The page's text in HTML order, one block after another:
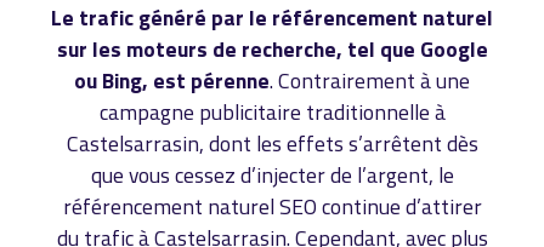
Le trafic généré par le référencement naturel
sur les moteurs de recherche, tel que Google
ou Bing, est pérenne. Contrairement à une
campagne publicitaire traditionnelle à
Castelsarrasin, dont les effets s’arrêtent dès
que vous cessez d’injecter de l’argent, le
référencement naturel SEO continue d’attirer
du trafic à Castelsarrasin. Cependant, avec plus